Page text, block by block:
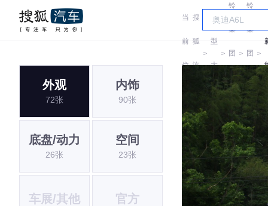
当
前
位
搜
狐
汽
＞
车
型
大
全
＞
铃
集
团
新
源
＞
铃
集
团
新
源
＞
外观
72张
内饰
90张
底盘/动力
26张
空间
23张
车展/其他 官方